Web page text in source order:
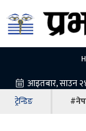
ट्रेन्डिङ